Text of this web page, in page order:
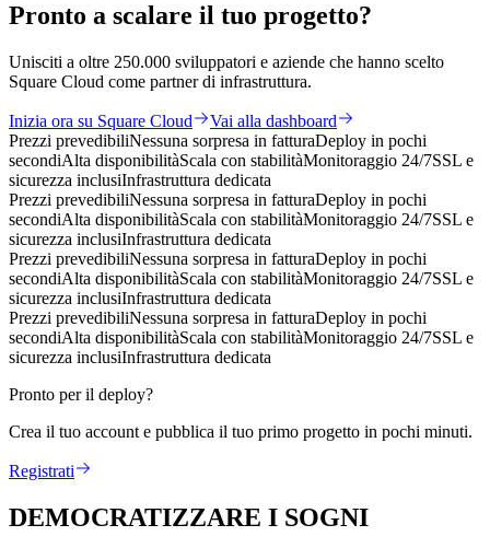
Pronto a scalare il tuo progetto?
Unisciti a oltre 250.000 sviluppatori e aziende che hanno scelto
Square Cloud come partner di infrastruttura.
Inizia ora su Square Cloud
Vai alla dashboard
Prezzi prevedibiliNessuna sorpresa in fatturaDeploy in pochi
secondiAlta disponibilitàScala con stabilitàMonitoraggio 24/7SSL e
sicurezza inclusiInfrastruttura dedicata
Prezzi prevedibiliNessuna sorpresa in fatturaDeploy in pochi
secondiAlta disponibilitàScala con stabilitàMonitoraggio 24/7SSL e
sicurezza inclusiInfrastruttura dedicata
Prezzi prevedibiliNessuna sorpresa in fatturaDeploy in pochi
secondiAlta disponibilitàScala con stabilitàMonitoraggio 24/7SSL e
sicurezza inclusiInfrastruttura dedicata
Prezzi prevedibiliNessuna sorpresa in fatturaDeploy in pochi
secondiAlta disponibilitàScala con stabilitàMonitoraggio 24/7SSL e
sicurezza inclusiInfrastruttura dedicata
Pronto per il deploy?
Crea il tuo account e pubblica il tuo primo progetto in pochi minuti.
Registrati
DEMOCRATIZZARE I SOGNI